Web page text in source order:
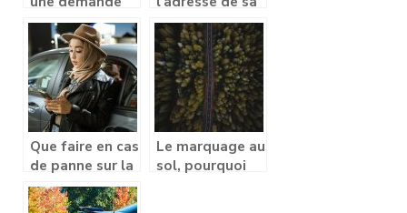
de changement
d’adresse ?
carte grise est
devenu une
chose simple
Que faire en cas
de panne sur la
route des
vacances?
Le marquage au
sol, pourquoi